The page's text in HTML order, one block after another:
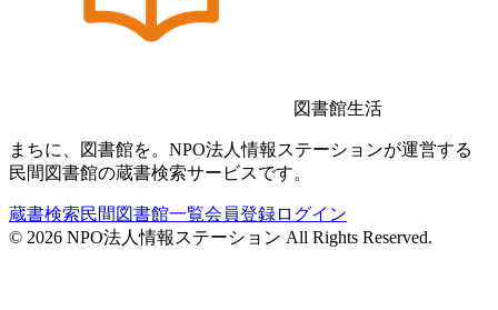
図書館生活
まちに、図書館を。NPO法人情報ステーションが運営する
民間図書館の蔵書検索サービスです。
蔵書検索民間図書館一覧会員登録ログイン
© 2026 NPO法人情報ステーション All Rights Reserved.